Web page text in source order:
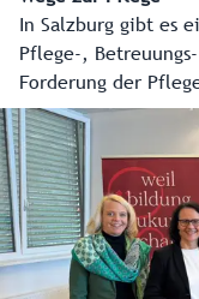
In Salzburg gibt es
Pflege-,
Forderung der
Daniela Kanzian
online. Hier das